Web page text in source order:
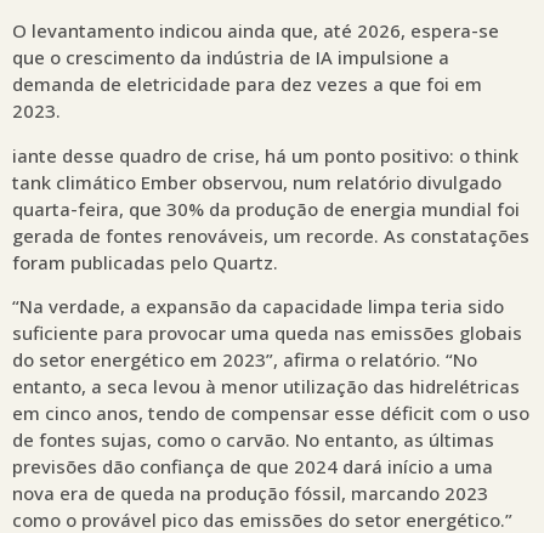
O levantamento indicou ainda que, até 2026, espera-se
que o crescimento da indústria de IA impulsione a
demanda de eletricidade para dez vezes a que foi em
2023.
iante desse quadro de crise, há um ponto positivo: o think
tank climático Ember observou, num relatório divulgado
quarta-feira, que 30% da produção de energia mundial foi
gerada de fontes renováveis, um recorde. As constatações
foram publicadas pelo Quartz.
“Na verdade, a expansão da capacidade limpa teria sido
suficiente para provocar uma queda nas emissões globais
do setor energético em 2023”, afirma o relatório. “No
entanto, a seca levou à menor utilização das hidrelétricas
em cinco anos, tendo de compensar esse déficit com o uso
de fontes sujas, como o carvão. No entanto, as últimas
previsões dão confiança de que 2024 dará início a uma
nova era de queda na produção fóssil, marcando 2023
como o provável pico das emissões do setor energético.”